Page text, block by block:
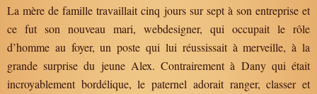
La mère de famille travaillait cinq jours sur sept à son entreprise et
ce fut son nouveau mari, webdesigner, qui occupait le rôle
d’homme au foyer, un poste qui lui réussissait à merveille, à la
grande surprise du jeune Alex. Contrairement à Dany qui était
incroyablement bordélique, le paternel adorait ranger, classer et